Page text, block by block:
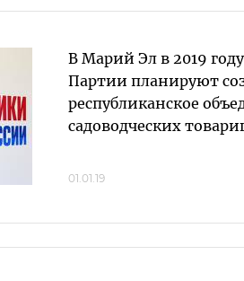
В Марий Эл в 2019
Партии планируют
республиканское
садоводческих
01.01.19